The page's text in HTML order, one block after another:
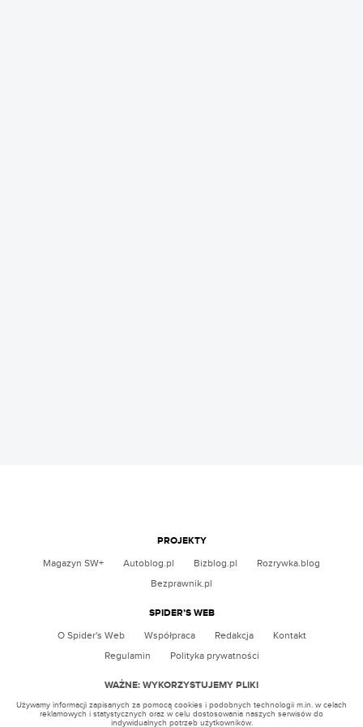
WAŻNE: WYKORZYSTUJEMY PLIKI
Używamy informacji zapisanych za pomocą cookies i podobnych technologii m.in. w celach
reklamowych i statystycznych oraz w celu dostosowania naszych serwisów do
indywidualnych potrzeb użytkowników.
PROJEKTY
Magazyn SW+ Autoblog.pl Bizblog.pl
Rozrywka.blog
Bezprawnik.pl
SPIDER’S WEB
O Spider's Web Współpraca Redakcja
Kontakt
Regulamin
Polityka prywatności